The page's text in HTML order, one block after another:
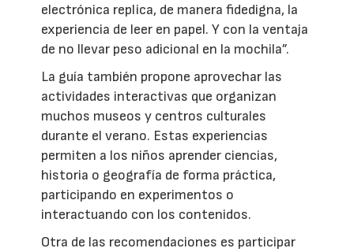
electrónica replica, de manera fidedigna, la
experiencia de leer en papel. Y con la ventaja
de no llevar peso adicional en la mochila”.
La guía también propone aprovechar las
actividades interactivas que organizan
muchos museos y centros culturales
durante el verano. Estas experiencias
permiten a los niños aprender ciencias,
historia o geografía de forma práctica,
participando en experimentos o
interactuando con los contenidos.
Otra de las recomendaciones es participar